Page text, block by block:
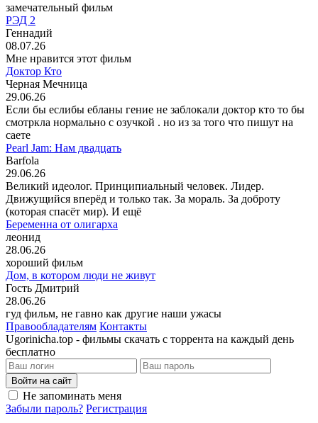
замечательный фильм
РЭД 2
Геннадий
08.07.26
Мне нравится этот фильм
Доктор Кто
Черная Мечница
29.06.26
Если бы еслибы ебланы гение не заблокали доктор кто то бы
смотркла нормально с озучкой . но из за того что пишут на
саете
Pearl Jam: Нам двадцать
Barfola
29.06.26
Великий идеолог. Принципиальный человек. Лидер.
Движущийся вперёд и только так. За мораль. За доброту
(которая спасёт мир). И ещё
Беременна от олигарха
леонид
28.06.26
хороший фильм
Дом, в котором люди не живут
Гость Дмитрий
28.06.26
гуд фильм, не гавно как другие наши ужасы
Правообладателям Контакты
Ugorinicha.top - фильмы скачать с торрента на каждый день
бесплатно
Войти на сайт
Не запоминать меня
Забыли пароль? Регистрация